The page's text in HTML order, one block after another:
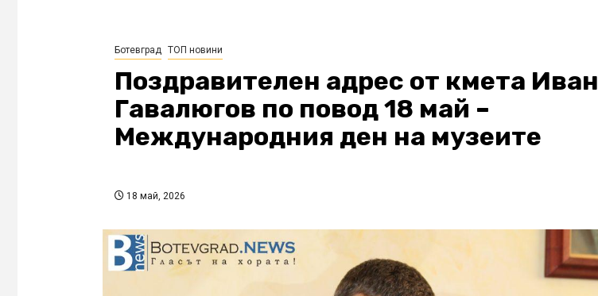
Ботевград ТОП новини
Поздравителен адрес от кмета Иван
Гавалюгов по повод 18 май –
Международния ден на музеите
18 май, 2026